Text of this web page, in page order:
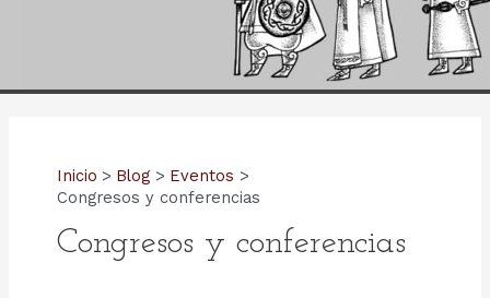
Inicio Blog
Eventos
Congresos y conferencias
Congresos y conferencias